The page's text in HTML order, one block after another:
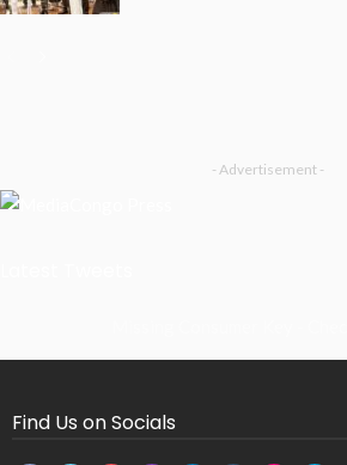
- Advertisement -
Find Us on Socials